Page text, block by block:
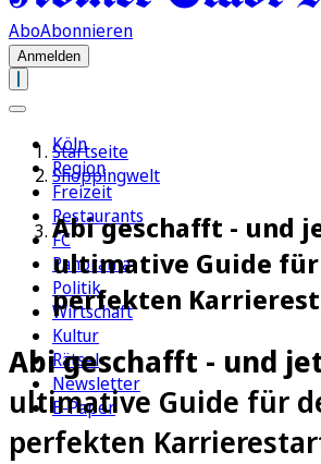
AboAbonnieren
Anmelden
Köln
Region
Freizeit
Restaurants
FC
Panorama
Politik
Wirtschaft
Kultur
Rätsel
Newsletter
E-Paper
Startseite
Shoppingwelt
Abi geschafft - und
ultimative Guide für
perfekten
Abi geschafft - und
ultimative Guide für
perfekten